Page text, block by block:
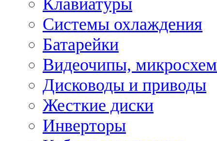
Клавиатуры
Системы охлаждения
Батарейки
Видеочипы,
Дисководы и приводы
Жесткие диски
Инверторы